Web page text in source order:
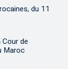
du 11
de
Maroc